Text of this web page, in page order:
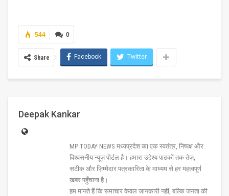
0
544
Share Facebook Twitter
Deepak Kankar
MP TODAY NEWS मध्यप्रदेश का एक स्वतंत्र, निष्पक्ष और
विश्वसनीय न्यूज़ पोर्टल है। हमारा उद्देश्य पाठकों तक तेज़,
सटीक और ज़िम्मेदार पत्रकारिता के माध्यम से हर महत्वपूर्ण
खबर पहुँचाना है।
हम मानते हैं कि समाचार केवल जानकारी नहीं, बल्कि जनता की